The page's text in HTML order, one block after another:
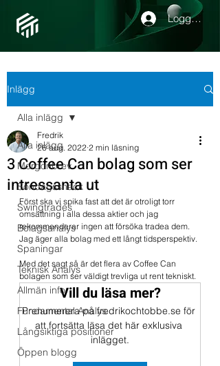
Logga in
Inlägg
Alla inlägg
Morgonbrev
Söndagssnack
Swingtrades
Bolagsanalys
Spaningar
Teknisk Analys
Allmän info
Fundamental Analys
Långsiktiga positioner
Öppen blogg
Alla inlägg
3 Coffee Can bolag som ser
intressanta ut
Fredrik
26 aug. 2022 2 min läsning
Först ska vi spika fast att det är otroligt torr
omsättning i alla dessa aktier och jag
rekommenderar ingen att försöka tradea dem.
Jag äger alla bolag med ett långt tidsperspektiv.
Med det sagt så är det flera av Coffee Can
bolagen som ser väldigt trevliga ut rent tekniskt.
Vill du läsa mer?
Prenumerera på fredrikochtobbe.se för
att fortsätta läsa det här exklusiva
inlägget.